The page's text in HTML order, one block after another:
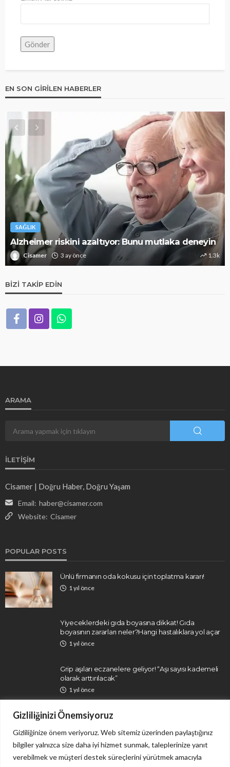
Gizliliğinizi Önemsiyoruz
Gizliliğinize önem veriyoruz. Web sitemiz üzerinden paylaştığınız
bilgiler yalnızca size daha iyi hizmet sunmak, taleplerinize yanıt
verebilmek ve müşteri destek süreçlerini yürütmek amacıyla
EN SON GIRILEN HABERLER
SAĞLIK
Alzheimer riskini azaltıyor: Bunu mutlaka deneyin
Cisamer 3 ay önce 1.3k
BIZI TAKIP EDIN
ARAMA
İLETIŞIM
Cisamer | Doğru Haber, Doğru Yaşam
Email: haber@cisamer.com
Website: Cisamer
POPULAR POSTS
Ünlü firmanın oda kokusu için toplatma kararı!
1 yıl önce
Yiyeceklerdeki gıda boyasına dikkat! Gıda
boyasının zararları neler?Hangi hastalıklara yol açar
1 yıl önce
Grip aşıları eczanelere geliyor! “Aşı sayısı kademeli
olarak arttırılacak”
1 yıl önce